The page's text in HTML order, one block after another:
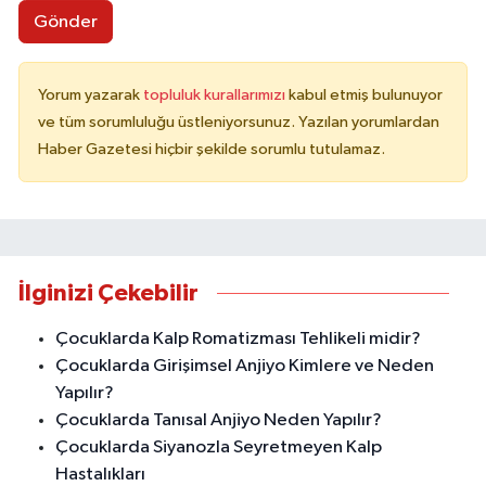
Gönder
Yorum yazarak topluluk kurallarımızı kabul etmiş bulunuyor
ve tüm sorumluluğu üstleniyorsunuz. Yazılan yorumlardan
Haber Gazetesi hiçbir şekilde sorumlu tutulamaz.
İlginizi Çekebilir
Çocuklarda Kalp Romatizması Tehlikeli midir?
Çocuklarda Girişimsel Anjiyo Kimlere ve Neden
Yapılır?
Çocuklarda Tanısal Anjiyo Neden Yapılır?
Çocuklarda Siyanozla Seyretmeyen Kalp
Hastalıkları